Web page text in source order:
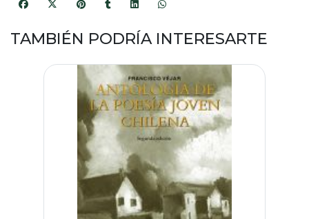
TAMBIÉN PODRÍA INTERESARTE